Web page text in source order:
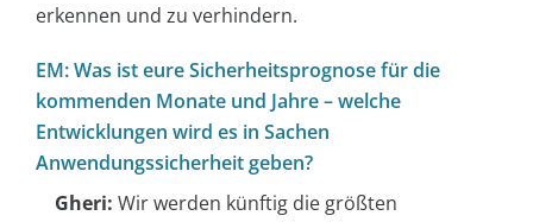
erkennen und zu verhindern.
EM: Was ist eure Sicherheitsprognose für die
kommenden Monate und Jahre – welche
Entwicklungen wird es in Sachen
Anwendungssicherheit geben?
Gheri: Wir werden künftig die größten